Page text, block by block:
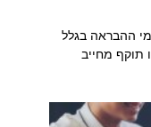
ההבראה בגלל
תוקף מחייב